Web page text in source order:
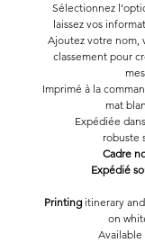
Sélectionnez
laissez vos
Ajoutez votre nom,
classement pour
Imprimé à la
mat
Expédiée
robuste
Cadre
Expédié
Printingitinerary
on
Available